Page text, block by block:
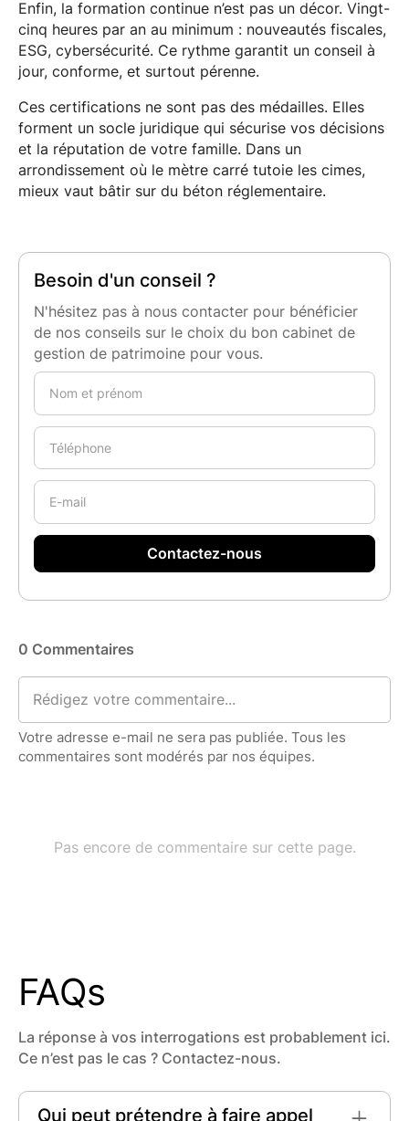
Enfin, la formation continue n’est pas un décor. Vingt-
cinq heures par an au minimum : nouveautés fiscales,
ESG, cybersécurité. Ce rythme garantit un conseil à
jour, conforme, et surtout pérenne.
Ces certifications ne sont pas des médailles. Elles
forment un socle juridique qui sécurise vos décisions
et la réputation de votre famille. Dans un
arrondissement où le mètre carré tutoie les cimes,
mieux vaut bâtir sur du béton réglementaire.
Besoin d'un conseil ?
N'hésitez pas à nous contacter pour bénéficier
de nos conseils sur le choix du bon cabinet de
gestion de patrimoine pour vous.
FAQs
La réponse à vos interrogations est probablement ici.
Ce n’est pas le cas ? Contactez-nous.
Qui peut prétendre à faire appel